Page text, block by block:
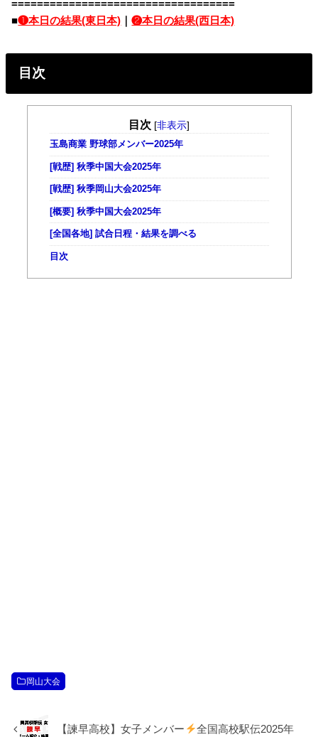
===================================
■❶本日の結果(東日本) ｜❷本日の結果(西日本)
目次
目次 [非表示]
玉島商業 野球部メンバー2025年
[戦歴] 秋季中国大会2025年
[戦歴] 秋季岡山大会2025年
[概要] 秋季中国大会2025年
[全国各地] 試合日程・結果を調べる
目次
岡山大会
【諫早高校】女子メンバー 全国高校駅伝2025年